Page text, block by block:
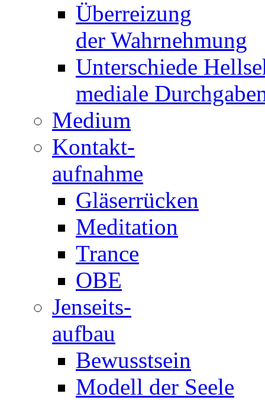
Überreizung
der Wahrnehmung
Unterschiede
mediale
Medium
Kontakt-
aufnahme
Gläserrücken
Meditation
Trance
OBE
Jenseits-
aufbau
Bewusstsein
Modell der Seele